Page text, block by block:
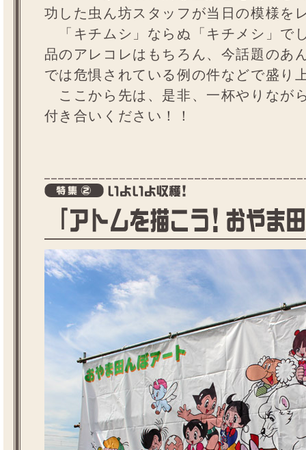
功した虫ん坊スタッフが当日の模様を
「キチムシ」ならぬ「キチメシ」で
品のアレコレはもちろん、今話題のあ
では危惧されている例の件などで盛
ここから先は、是非、一杯やりなが
付き合いください！！